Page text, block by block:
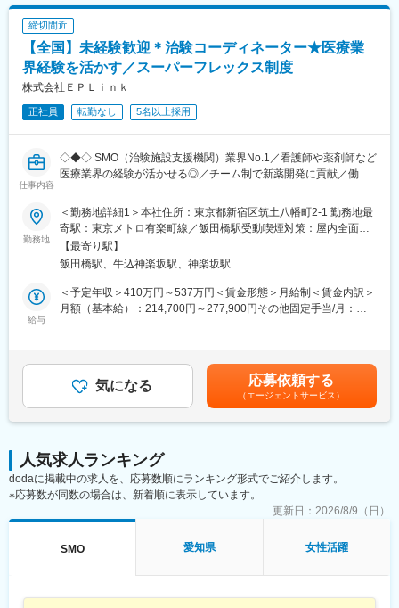
SMO」として第一選択肢に指名されており、業界内での信頼があ
ります。日本の三大疾病の筆頭として治験薬や治療法が開発され
るがん分野においては、治験実施には高度な専門知識が求められ
るため、専門教育をうけたCRCを育成しており、難易度が高い試
験にも対応できるサポート体制を敷いています。
■教育研修制度充実：集合研修、外部研修、OJT はもちろん、がん
資格者はCRCの半数に達しています。
・全国約6,900施設のネットワークを持つため、ご自宅近くや家族
の転勤などに合わせた働き方ができます。
・スーパーフレックス制度があり、ワークライフバランスの実現
を支援しています。／リフレッシュ休暇（8月1日に5日間付与）
・産前産後休暇それぞれ8週間（妊娠中時短勤務あり）／子供が3
歳になるまで育児休業取得可能。育休所得者は平成29年12月現在
性があります。月給(月額)は固定手当を含めた表記です。
締切間近
【全国】未経験歓迎＊治験コーディネーター★医療業
界経験を活かす／スーパーフレックス制度
株式会社ＥＰＬｉｎｋ
正社員 転勤なし 5名以上採用
仕事内容
◇◆◇ SMO（治験施設支援機関）業界No.1／看護師や薬剤師など
医療業界の経験が活かせる◎／チーム制で新薬開発に貢献／働き
【CRC=治験コーディネーターとは？】
病院・クリニックを訪問して、患者様や医師や院内スタッフ、さ
らに製薬企業との連絡・調整役を担います。また、治験を受けて
いただく患者様の相談相手となり、じっくり向き合う仕事です。
【CRCのやりがい】
接聞けることもあります。患者様や医療機関から「ありがとう」
と感謝の言葉をいただけたときの喜びは、ひとしおです。
・治験の進捗状況の確認や患者様対応の予定などを、院内の治験
事務局に共有
・来院された患者様の診察や検査に同席し、治験が手順通りに行
われているか、患者様の状態変化が無いかを確認します。
・患者様の報告書作成
・医師との打ち合わせ
勤務地
＜勤務地詳細1＞本社住所：東京都新宿区筑土八幡町2-1 勤務地最
寄駅：東京メトロ有楽町線／飯田橋駅受動喫煙対策：屋内全面禁
煙＜勤務地詳細2＞全国いずれかの医療施設住所：全国いずれかの
医療施設 受動喫煙対策：屋内全面禁煙変更の範囲：会社の定める
【最寄り駅】
飯田橋駅、牛込神楽坂駅、神楽坂駅
給与
＜予定年収＞410万円～537万円＜賃金形態＞月給制＜賃金内訳＞
月額（基本給）：214,700円～277,900円その他固定手当/月：
CRC手当・休日連絡対応手当■賞与：年2回（6月、12月）／昇
給：年1回（10月）※業績に応じ、決算賞与（秋季賞与）支給の場
合あり（10月）■時間外・休日出勤手当等の割増賃金は別途支給
賃金はあくまでも目安の金額であり、選考を通じて上下する可能
気になる 応募依頼する
（エージェントサービス）
人気求人ランキング
dodaに掲載中の求人を、応募数順にランキング形式でご紹介します。
※応募数が同数の場合は、新着順に表示しています。
更新日： 2026/8/9（日）
SMO 愛知県 女性活躍